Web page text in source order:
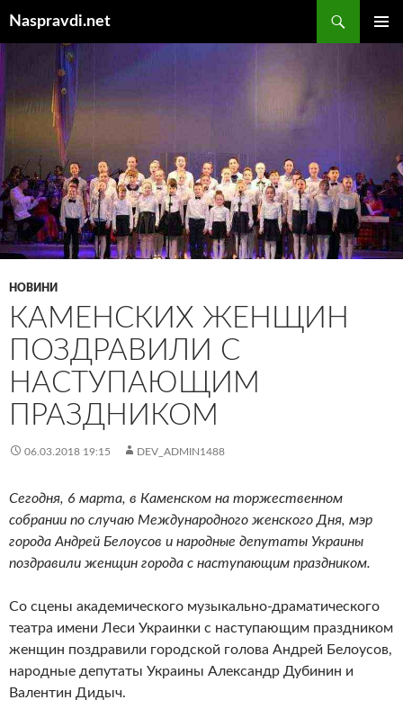
Naspravdi.net
НОВИНИ
КАМЕНСКИХ ЖЕНЩИН
ПОЗДРАВИЛИ С
НАСТУПАЮЩИМ
ПРАЗДНИКОМ
06.03.2018 19:15 DEV_ADMIN1488
Сегодня, 6 марта, в Каменском на торжественном
собрании по случаю Международного женского Дня, мэр
города Андрей Белоусов и народные депутаты Украины
поздравили женщин города с наступающим праздником.
Со сцены академического музыкально-драматического
театра имени Леси Украинки с наступающим праздником
женщин поздравили городской голова Андрей Белоусов,
народные депутаты Украины Александр Дубинин и
Валентин Дидыч.